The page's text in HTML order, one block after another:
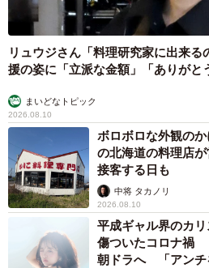
リュウジさん「料理研究家に出来
援の姿に「立派な金額」「ありがと
まいどなトピック
2026.08.10
ボロボロな外観の
の北海道の料理店
接客する日も
中将 タカノリ
2026.08.10
平成ギャル界のカ
傷ついたコロナ禍
朝ドラへ 「アンチ